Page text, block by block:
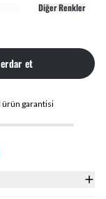
Diğer Renkler
et
ürün garantisi